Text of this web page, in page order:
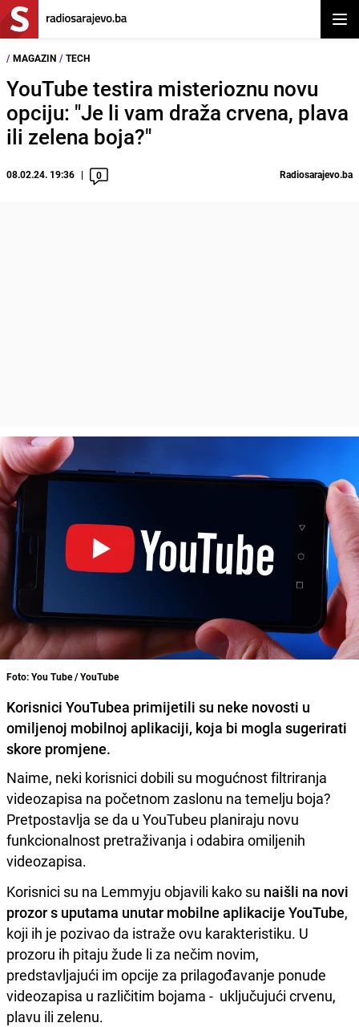
/ MAGAZIN / TECH
YouTube testira misterioznu novu
opciju: "Je li vam draža crvena, plava
ili zelena boja?"
08.02.24. 19:36 0 Radiosarajevo.ba
Foto: You Tube / YouTube
Korisnici YouTubea primijetili su neke novosti u
omiljenoj mobilnoj aplikaciji, koja bi mogla sugerirati
skore promjene.
Naime, neki korisnici dobili su mogućnost filtriranja
videozapisa na početnom zaslonu na temelju boja?
Pretpostavlja se da u YouTubeu planiraju novu
funkcionalnost pretraživanja i odabira omiljenih
videozapisa.
Korisnici su na Lemmyju objavili kako su naišli na novi
prozor s uputama unutar mobilne aplikacije YouTube,
koji ih je pozivao da istraže ovu karakteristiku. U
prozoru ih pitaju žude li za nečim novim,
predstavljajući im opcije za prilagođavanje ponude
videozapisa u različitim bojama - uključujući crvenu,
plavu ili zelenu.